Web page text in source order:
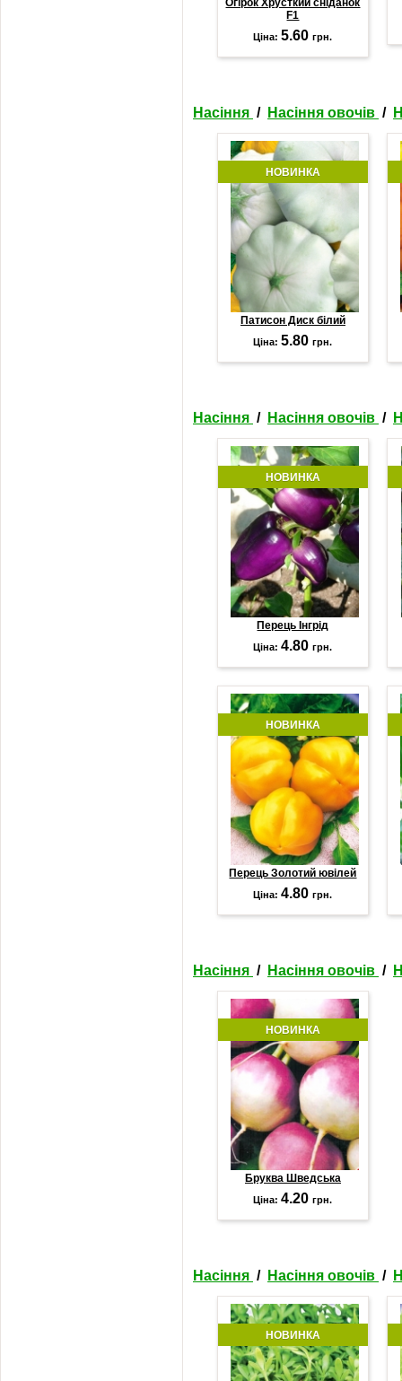
Огірок Хрусткий сніданок
F1
Ціна:5.60грн.
Насіння / Насіння овочів /
НОВИНКА
Патисон Диск білий
Ціна:5.80грн.
Насіння / Насіння овочів /
НОВИНКА
Перець Інгрід
Ціна:4.80грн.
НОВИНКА
Перець Золотий ювілей
Ціна:4.80грн.
Насіння / Насіння овочів /
НОВИНКА
Бруква Шведська
Ціна:4.20грн.
Насіння / Насіння овочів /
НОВИНКА